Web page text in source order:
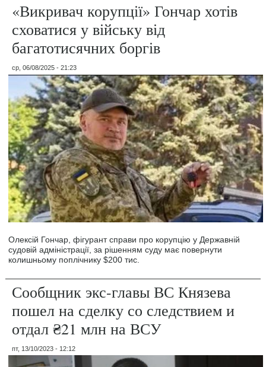
«Викривач корупції» Гончар хотів
сховатися у війську від
багатотисячних боргів
ср, 06/08/2025 - 21:23
Олексій Гончар, фігурант справи про корупцію у Державній
судовій адміністрації, за рішенням суду має повернути
колишньому поплічнику $200 тис.
Сообщник экс-главы ВС Князева
пошел на сделку со следствием и
отдал ₴21 млн на ВСУ
пт, 13/10/2023 - 12:12